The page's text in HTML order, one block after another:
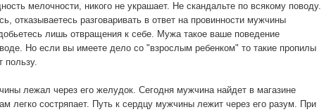
мелочности, никого не украшает. Не скандальте по всякому поводу.
отказываетесь разговаривать в ответ на провинности мужчины
лишь отвращения к себе. Мужа такое ваше поведение
Но если вы имеете дело со "взрослым ребенком" то такие пропилы
пользу.
лежал через его желудок. Сегодня мужчина найдет в магазине
легко состряпает. Путь к сердцу мужчины лежит через его разум. При